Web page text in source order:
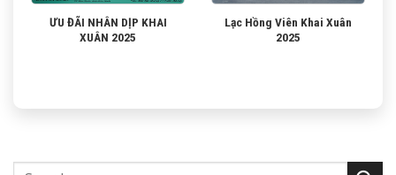
ƯU ĐÃI NHÂN DỊP KHAI
XUÂN 2025
Lạc Hồng Viên Khai Xuân
2025